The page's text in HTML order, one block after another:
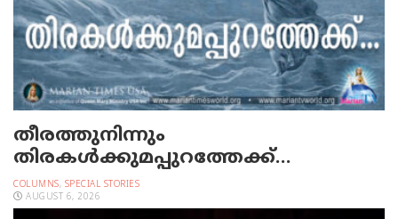
തീരത്തുനിന്നും
തിരകള്‍ക്കുമപ്പുറത്തേക്ക്…
COLUMNS, SPECIAL STORIES
AUGUST 6, 2026